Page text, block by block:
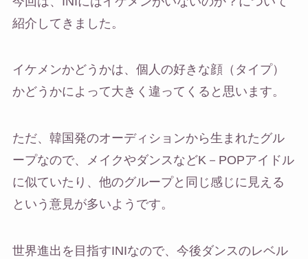
紹介してきました。
イケメンかどうかは、個人の好きな顔（タイプ）
かどうかによって大きく違ってくると思います。
ただ、韓国発のオーディションから生まれたグル
ープなので、メイクやダンスなどK－POPアイドル
に似ていたり、他のグループと同じ感じに見える
という意見が多いようです。
世界進出を目指すINIなので、今後ダンスのレベル